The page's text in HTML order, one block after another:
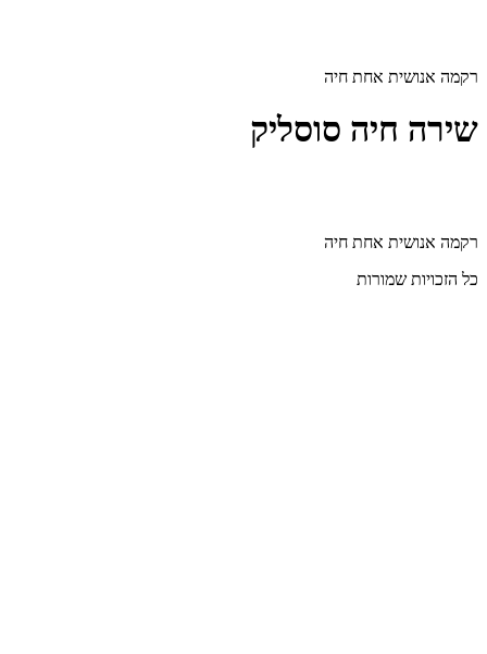
רקמה אנושית אחת חיה
שירה חיה סוסליק
רקמה אנושית אחת חיה
כל הזכויות שמורות